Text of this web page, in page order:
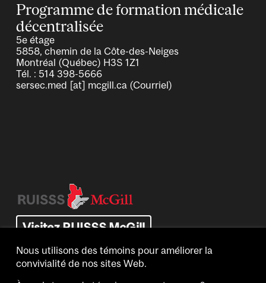
Programme de formation médicale
décentralisée
5e étage
5858, chemin de la Côte-des-Neiges
Montréal (Québec) H3S 1Z1
Tél. : 514 398-5666
sersec.med [at] mcgill.ca (Courriel)
Visitez RUISSS McGill
Nous utilisons des témoins pour améliorer la
convivialité de nos sites Web.